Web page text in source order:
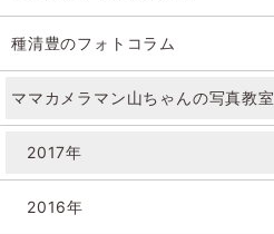
種清豊のフォトコラム
ママカメラマン山ちゃんの写真教室
2017年
2016年